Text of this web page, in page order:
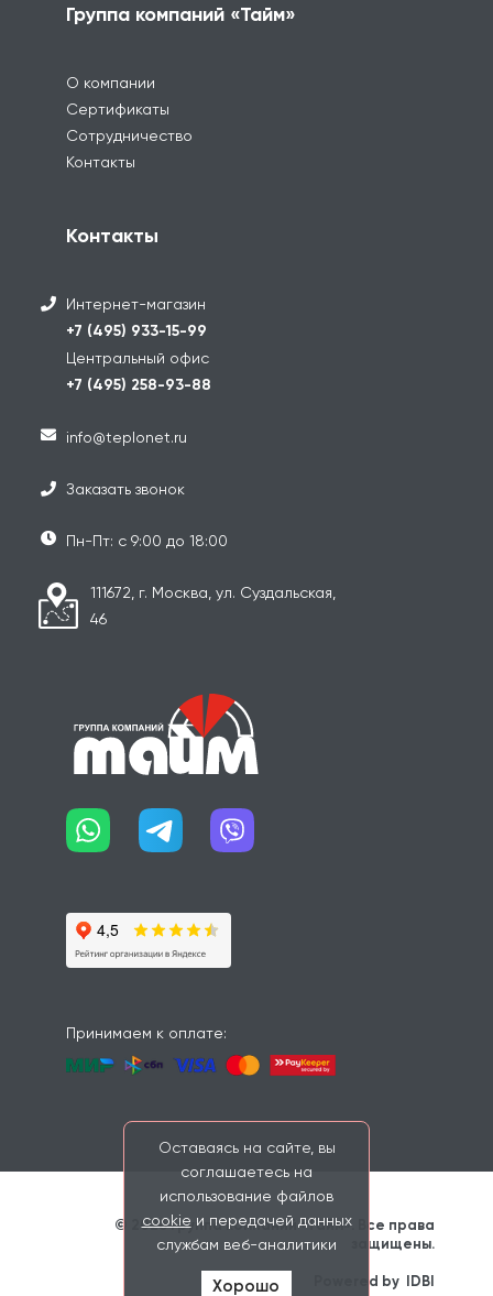
Группа компаний «Тайм»
О компании
Сертификаты
Сотрудничество
Контакты
Контакты
Интернет-магазин
+7 (495) 933-15-99
Центральный офис
+7 (495) 258-93-88
info@teplonet.ru
Заказать звонок
Пн-Пт: с 9:00 до 18:00
111672, г. Москва, ул. Суздальская,
46
Принимаем к оплате:
© 2026 Группа компаний «Тайм». Все права
защищены.
                    Powered by
IDBI
Оставаясь на сайте, вы
соглашаетесь на
использование файлов
cookie и передачей данных
службам веб-аналитики
Хорошо